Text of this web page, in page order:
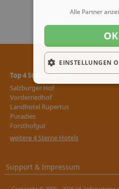
Top 4 Sterne Hotels
Salzburger Hof
Vorderriedhof
Landhotel Rupertus
Puradies
Forsthofgut
weitere 4 Sterne Hotels
Support & Impressum
Alle Partner
OK
EINSTELLUNGEN